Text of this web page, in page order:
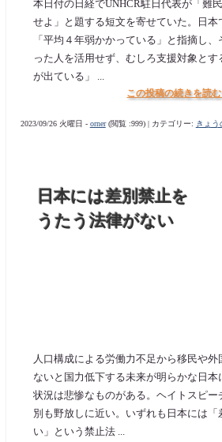
本日付の日経でUNHCR駐日代表が「難
せよ」と題する短文を寄せていた。日本
「平均４年弱かかっている」と指摘し
った人を活用せず、むしろ支援対象と
が出ている」 ...
この投稿の続きを読
2023/09/26 火曜日 - orner(閲覧 :999) | カテゴリー: きょう
日本には差別禁止を
うたう法律がない
人口構成による労働力不足から移民や
ないと国力低下する未来が明らかな日本
状況は悲惨なものがある。ヘイトスピ
別も野放しに近い。いずれも日本には「
い」という禁止法 ...